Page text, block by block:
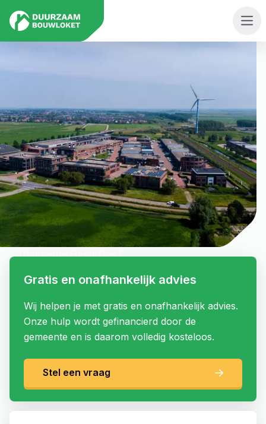
GemeenteHeemskerk
Energieloket voor
Gratis en onafhankelijk advies
Wij helpen je met gratis en onafhankelijk advies.
Onze hulp wordt gefinancierd door de
gemeente en is daarom volledig kosteloos.
Stel een vraag